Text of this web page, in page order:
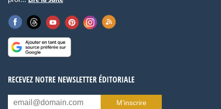
RECEVEZ NOTRE NEWSLETTER ÉDITORIALE
M’inscrire